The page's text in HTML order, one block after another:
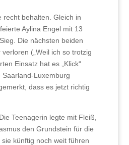
recht behalten. Gleich in
Aylina Engel mit 13
Die nächsten beiden
(„Weil ich so trotzig
Einsatz hat es „Klick“
Saarland-Luxemburg
dass es jetzt richtig
Teenagerin legte mit Fleiß,
den Grundstein für die
künftig noch weit führen